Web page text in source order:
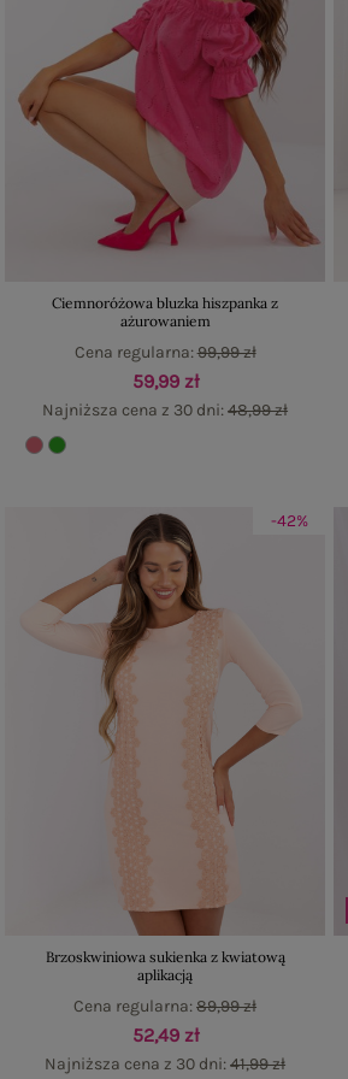
Ciemnoróżowa bluzka hiszpanka z
ażurowaniem
59,99 zł
Najniższa cena z 30 dni:48,99 zł
Cena regularna:99,99 zł
-42%
Brzoskwiniowa sukienka z kwiatową
aplikacją
52,49 zł
Najniższa cena z 30 dni:41,99 zł
Cena regularna:89,99 zł